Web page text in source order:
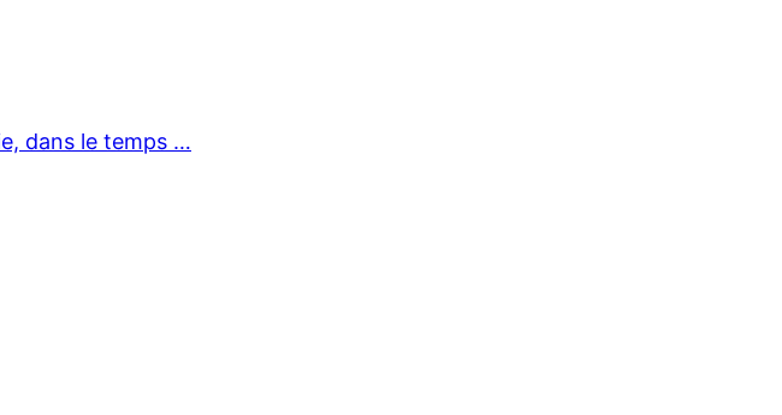
dans le temps …